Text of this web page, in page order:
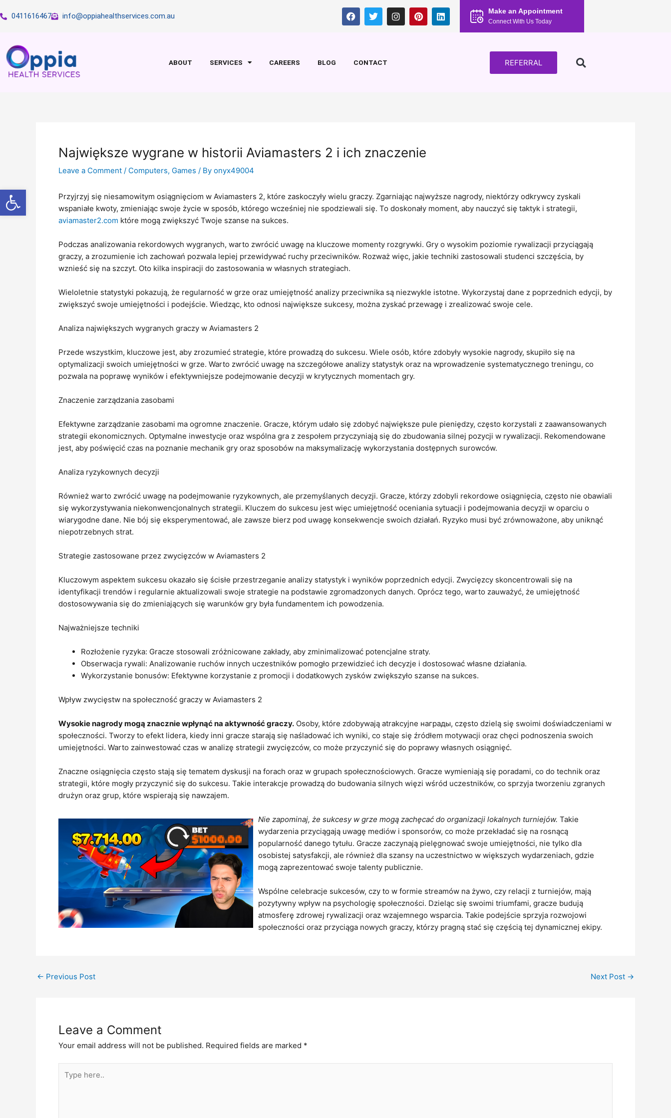
Open toolbar
to 0411616467 info@oppiahealthservices.com.au
F
a
c
o
T
w
i
r
I
n
s
P
i
n
L
i
n
Make an Appointment
Connect With Us Today
ABOUT SERVICES CAREERS BLOG CONTACT REFERRAL
Największe wygrane w historii Aviamasters 2 i ich znaczenie
Leave a Comment / Computers, Games / By onyx49004
Przyjrzyj się niesamowitym osiągnięciom w Aviamasters 2, które zaskoczyły wielu graczy. Zgarniając najwyższe nagrody, niektórzy odkrywcy zyskali
wspaniałe kwoty, zmieniając swoje życie w sposób, którego wcześniej nie spodziewali się. To doskonały moment, aby nauczyć się taktyk i strategii,
aviamaster2.com które mogą zwiększyć Twoje szanse na sukces.
Podczas analizowania rekordowych wygranych, warto zwrócić uwagę na kluczowe momenty rozgrywki. Gry o wysokim poziomie rywalizacji przyciągają
graczy, a zrozumienie ich zachowań pozwala lepiej przewidywać ruchy przeciwników. Rozważ więc, jakie techniki zastosowali studenci szczęścia, by
wznieść się na szczyt. Oto kilka inspiracji do zastosowania w własnych strategiach.
Wieloletnie statystyki pokazują, że regularność w grze oraz umiejętność analizy przeciwnika są niezwykle istotne. Wykorzystaj dane z poprzednich edycji, by
zwiększyć swoje umiejętności i podejście. Wiedząc, kto odnosi największe sukcesy, można zyskać przewagę i zrealizować swoje cele.
Analiza największych wygranych graczy w Aviamasters 2
Przede wszystkim, kluczowe jest, aby zrozumieć strategie, które prowadzą do sukcesu. Wiele osób, które zdobyły wysokie nagrody, skupiło się na
optymalizacji swoich umiejętności w grze. Warto zwrócić uwagę na szczegółowe analizy statystyk oraz na wprowadzenie systematycznego treningu, co
pozwala na poprawę wyników i efektywniejsze podejmowanie decyzji w krytycznych momentach gry.
Znaczenie zarządzania zasobami
Efektywne zarządzanie zasobami ma ogromne znaczenie. Gracze, którym udało się zdobyć największe pule pieniędzy, często korzystali z zaawansowanych
strategii ekonomicznych. Optymalne inwestycje oraz wspólna gra z zespołem przyczyniają się do zbudowania silnej pozycji w rywalizacji. Rekomendowane
jest, aby poświęcić czas na poznanie mechanik gry oraz sposobów na maksymalizację wykorzystania dostępnych surowców.
Analiza ryzykownych decyzji
Również warto zwrócić uwagę na podejmowanie ryzykownych, ale przemyślanych decyzji. Gracze, którzy zdobyli rekordowe osiągnięcia, często nie obawiali
się wykorzystywania niekonwencjonalnych strategii. Kluczem do sukcesu jest więc umiejętność oceniania sytuacji i podejmowania decyzji w oparciu o
wiarygodne dane. Nie bój się eksperymentować, ale zawsze bierz pod uwagę konsekwencje swoich działań. Ryzyko musi być zrównoważone, aby uniknąć
niepotrzebnych strat.
Strategie zastosowane przez zwycięzców w Aviamasters 2
Kluczowym aspektem sukcesu okazało się ścisłe przestrzeganie analizy statystyk i wyników poprzednich edycji. Zwycięzcy skoncentrowali się na
identyfikacji trendów i regularnie aktualizowali swoje strategie na podstawie zgromadzonych danych. Oprócz tego, warto zauważyć, że umiejętność
dostosowywania się do zmieniających się warunków gry była fundamentem ich powodzenia.
Najważniejsze techniki
Rozłożenie ryzyka: Gracze stosowali zróżnicowane zakłady, aby zminimalizować potencjalne straty.
Obserwacja rywali: Analizowanie ruchów innych uczestników pomogło przewidzieć ich decyzje i dostosować własne działania.
Wykorzystanie bonusów: Efektywne korzystanie z promocji i dodatkowych zysków zwiększyło szanse na sukces.
Wpływ zwycięstw na społeczność graczy w Aviamasters 2
Wysokie nagrody mogą znacznie wpłynąć na aktywność graczy. Osoby, które zdobywają atrakcyjne награды, często dzielą się swoimi doświadczeniami w
społeczności. Tworzy to efekt lidera, kiedy inni gracze starają się naśladować ich wyniki, co staje się źródłem motywacji oraz chęci podnoszenia swoich
umiejętności. Warto zainwestować czas w analizę strategii zwycięzców, co może przyczynić się do poprawy własnych osiągnięć.
Znaczne osiągnięcia często stają się tematem dyskusji na forach oraz w grupach społecznościowych. Gracze wymieniają się poradami, co do technik oraz
strategii, które mogły przyczynić się do sukcesu. Takie interakcje prowadzą do budowania silnych więzi wśród uczestników, co sprzyja tworzeniu zgranych
drużyn oraz grup, które wspierają się nawzajem.
Nie zapominaj, że sukcesy w grze mogą zachęcać do organizacji lokalnych turniejów. Takie
wydarzenia przyciągają uwagę mediów i sponsorów, co może przekładać się na rosnącą
popularność danego tytułu. Gracze zaczynają pielęgnować swoje umiejętności, nie tylko dla
osobistej satysfakcji, ale również dla szansy na uczestnictwo w większych wydarzeniach, gdzie
mogą zaprezentować swoje talenty publicznie.
Wspólne celebracje sukcesów, czy to w formie streamów na żywo, czy relacji z turniejów, mają
pozytywny wpływ na psychologię społeczności. Dzieląc się swoimi triumfami, gracze budują
atmosferę zdrowej rywalizacji oraz wzajemnego wsparcia. Takie podejście sprzyja rozwojowi
społeczności oraz przyciąga nowych graczy, którzy pragną stać się częścią tej dynamicznej ekipy.
← Previous Post Next Post →
Leave a Comment
Your email address will not be published. Required fields are marked *
here..